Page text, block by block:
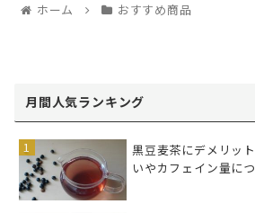
ホーム おすすめ商品
月間人気ランキング
黒豆麦茶にデメリッ
いやカフェイン量に